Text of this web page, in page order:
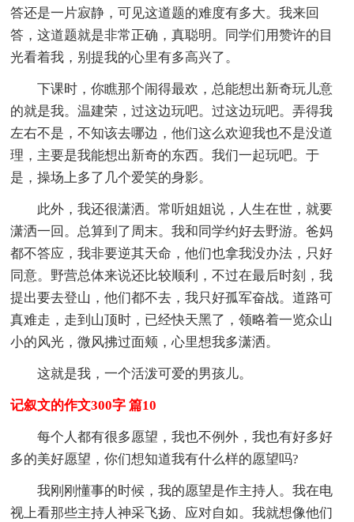
答还是一片寂静，可见这道题的难度有多大。我来回
答，这道题就是非常正确，真聪明。同学们用赞许的目
光看着我，别提我的心里有多高兴了。
下课时，你瞧那个闹得最欢，总能想出新奇玩儿意
的就是我。温建荣，过这边玩吧。过这边玩吧。弄得我
左右不是，不知该去哪边，他们这么欢迎我也不是没道
理，主要是我能想出新奇的东西。我们一起玩吧。于
是，操场上多了几个爱笑的身影。
此外，我还很潇洒。常听姐姐说，人生在世，就要
潇洒一回。总算到了周末。我和同学约好去野游。爸妈
都不答应，我非要逆其天命，他们也拿我没办法，只好
同意。野营总体来说还比较顺利，不过在最后时刻，我
提出要去登山，他们都不去，我只好孤军奋战。道路可
真难走，走到山顶时，已经快天黑了，领略着一览众山
小的风光，微风拂过面颊，心里想我多潇洒。
这就是我，一个活泼可爱的男孩儿。
记叙文的作文300字 篇10
每个人都有很多愿望，我也不例外，我也有好多好
多的美好愿望，你们想知道我有什么样的愿望吗?
我刚刚懂事的时候，我的愿望是作主持人。我在电
视上看那些主持人神采飞扬、应对自如。我就想像他们